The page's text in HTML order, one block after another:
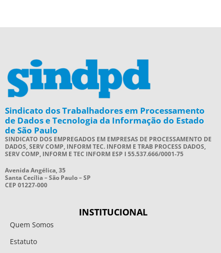
Sindicato dos Trabalhadores em Processamento
de Dados e Tecnologia da Informação do Estado
de São Paulo
SINDICATO DOS EMPREGADOS EM EMPRESAS DE PROCESSAMENTO DE
DADOS, SERV COMP, INFORM TEC. INFORM E TRAB PROCESS DADOS,
SERV COMP, INFORM E TEC INFORM ESP I 55.537.666/0001-75
Avenida Angélica, 35
Santa Cecília – São Paulo – SP
CEP 01227-000
INSTITUCIONAL
Quem Somos
Estatuto